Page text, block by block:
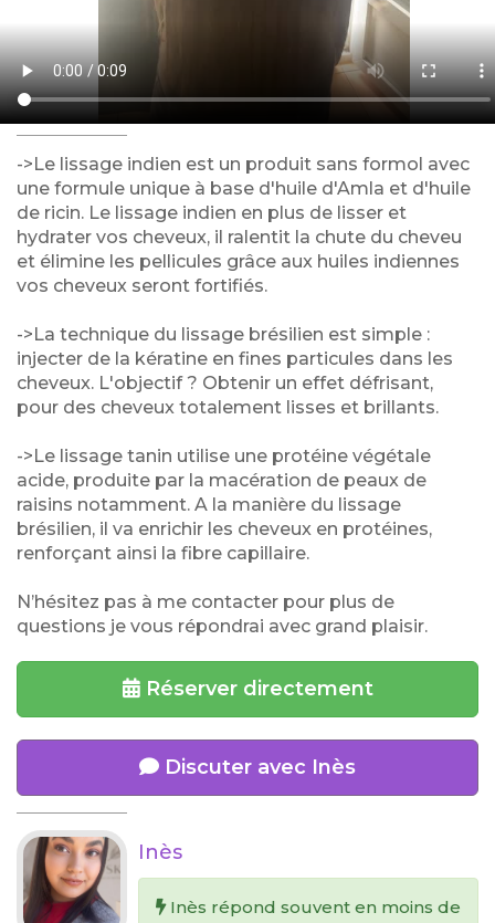
->Le lissage indien est un produit sans formol avec
une formule unique à base d'huile d'Amla et d'huile
de ricin. Le lissage indien en plus de lisser et
hydrater vos cheveux, il ralentit la chute du cheveu
et élimine les pellicules grâce aux huiles indiennes
vos cheveux seront fortifiés.
->La technique du lissage brésilien est simple :
injecter de la kératine en fines particules dans les
cheveux. L'objectif ? Obtenir un effet défrisant,
pour des cheveux totalement lisses et brillants.
->Le lissage tanin utilise une protéine végétale
acide, produite par la macération de peaux de
raisins notamment. A la manière du lissage
brésilien, il va enrichir les cheveux en protéines,
renforçant ainsi la fibre capillaire.
N’hésitez pas à me contacter pour plus de
questions je vous répondrai avec grand plaisir.
Réserver directement
Discuter avec Inès
Inès
Inès répond souvent en moins de